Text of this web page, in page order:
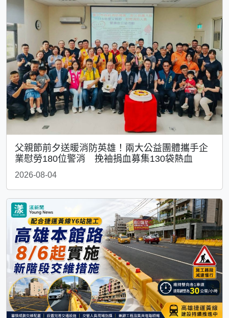
父親節前夕送暖消防英雄！兩大公益團體攜手企
業慰勞180位警消 挽袖捐血募集130袋熱血
2026-08-04